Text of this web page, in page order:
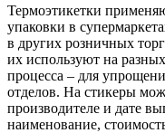
Термоэтикетки
упаковки в
в других розничных
их используют на
процесса – для
отделов. На стикеры
производителе и дате
наименование,